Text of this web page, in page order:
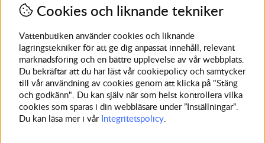
Få vårt nyhetsbrev
Ange din e-post nedan för att ta del av nyheter och
erbjudanden
SKICKA
Avanmäl nyhetsbrev
Cookies och liknande tekniker
Vattenbutiken använder cookies och liknande
lagringstekniker för att ge dig anpassat innehåll, relevant
marknadsföring och en bättre upplevelse av vår webbplats.
Du bekräftar att du har läst vår cookiepolicy och samtycker
till vår användning av cookies genom att klicka på "Stäng
och godkänn". Du kan själv när som helst kontrollera vilka
cookies som sparas i din webbläsare under ”Inställningar”.
Du kan läsa mer i vår Integritetspolicy.